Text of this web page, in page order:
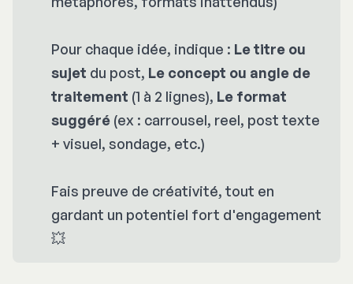
Pour chaque idée, indique : Le titre ou
sujet du post, Le concept ou angle de
traitement (1 à 2 lignes), Le format
suggéré (ex : carrousel, reel, post texte
+ visuel, sondage, etc.)
Fais preuve de créativité, tout en
gardant un potentiel fort d'engagement
💥